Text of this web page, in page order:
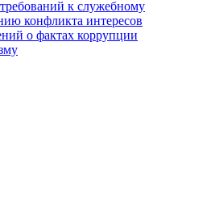
к служебному
конфликта интересов
о фактах коррупции